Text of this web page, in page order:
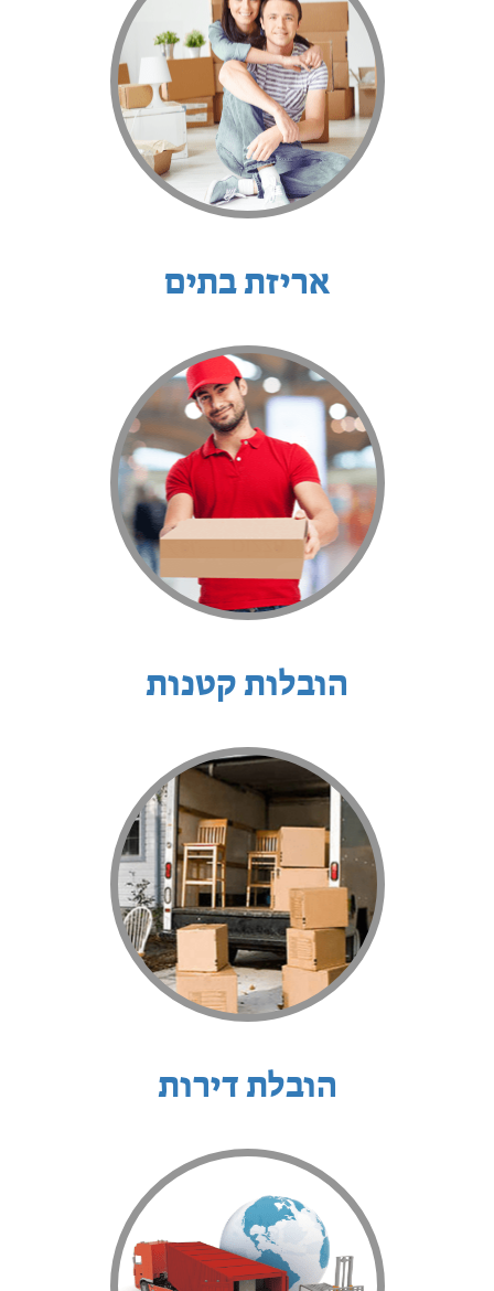
אריזת בתים
הובלות קטנות
הובלת דירות